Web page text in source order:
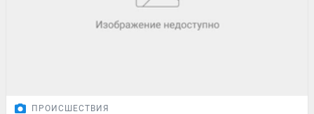
ПРОИСШЕСТВИЯ